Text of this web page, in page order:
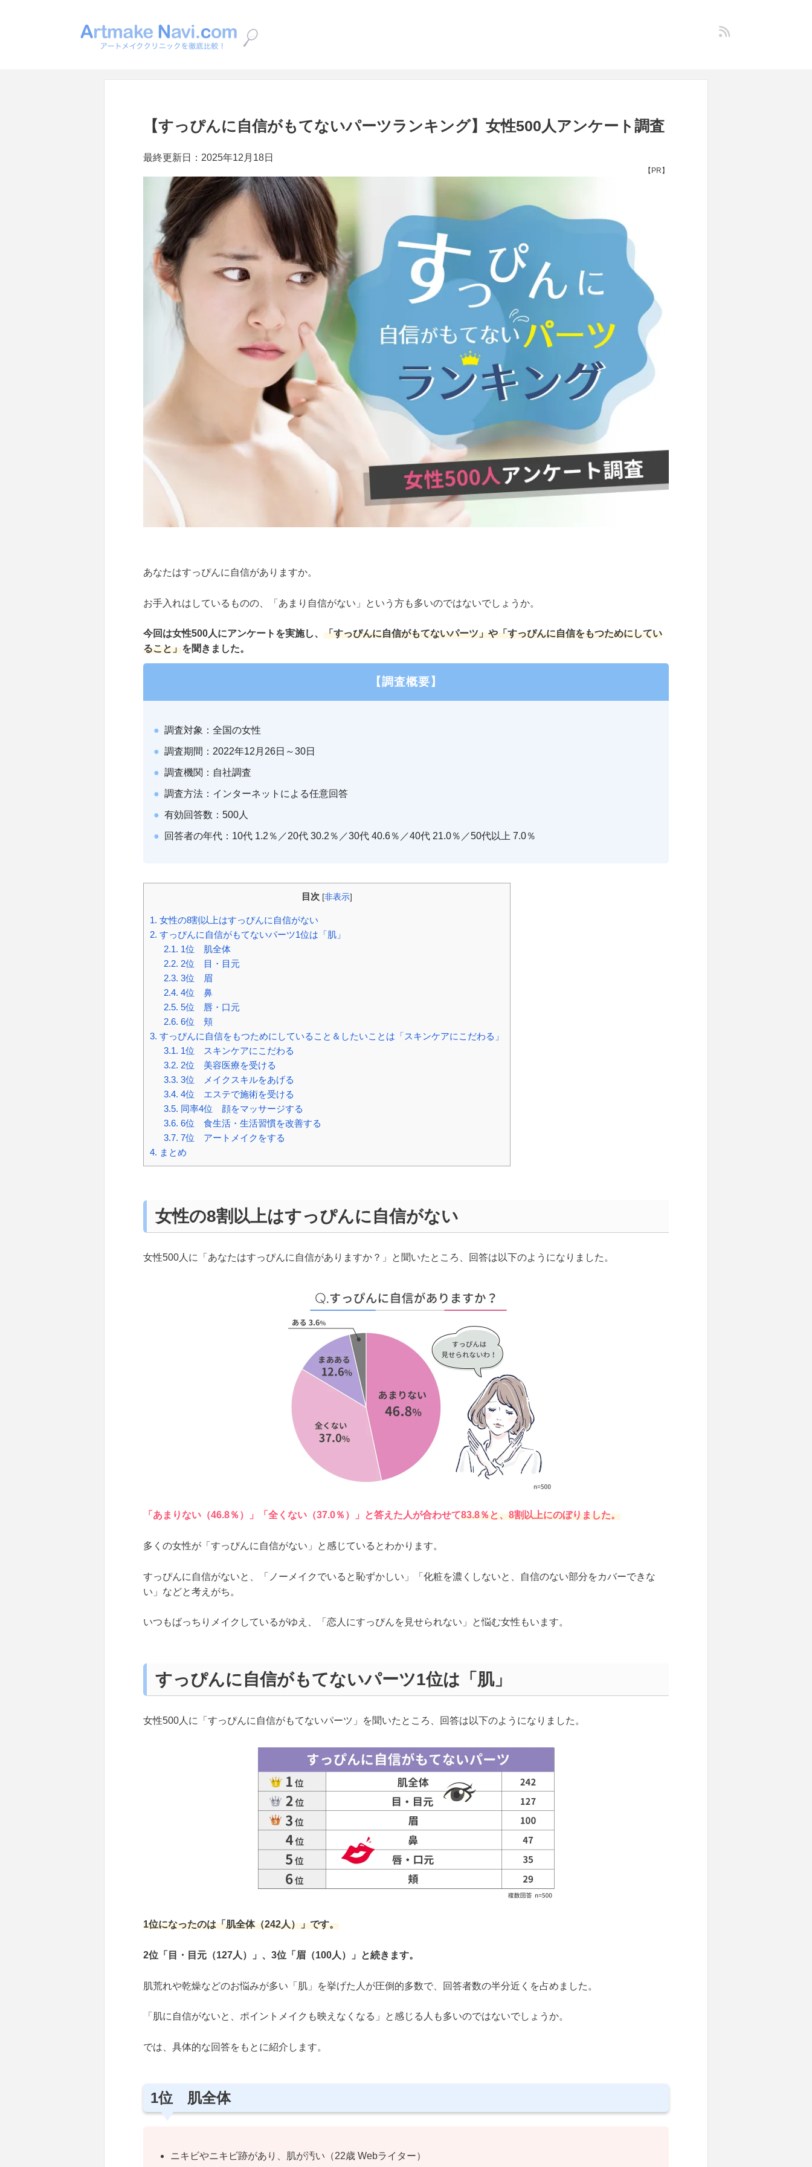
【すっぴんに自信がもてないパーツランキング】女性500人アンケート調査
最終更新日：2025年12月18日
【PR】
あなたはすっぴんに自信がありますか。
お手入れはしているものの、「あまり自信がない」という方も多いのではないでしょうか。
今回は女性500人にアンケートを実施し、 「すっぴんに自信がもてないパーツ」や「すっぴんに自信をもつためにしてい
ること」を聞きました。
【調査概要】
調査対象：全国の女性
調査期間：2022年12月26日～30日
調査機関：自社調査
調査方法：インターネットによる任意回答
有効回答数：500人
回答者の年代：10代 1.2％／20代 30.2％／30代 40.6％／40代 21.0％／50代以上 7.0％
目次 [非表示]
1. 女性の8割以上はすっぴんに自信がない
2. すっぴんに自信がもてないパーツ1位は「肌」
2.1. 1位 肌全体
2.2. 2位 目・目元
2.3. 3位 眉
2.4. 4位 鼻
2.5. 5位 唇・口元
2.6. 6位 頬
3. すっぴんに自信をもつためにしていること＆したいことは「スキンケアにこだわる」
3.1. 1位 スキンケアにこだわる
3.2. 2位 美容医療を受ける
3.3. 3位 メイクスキルをあげる
3.4. 4位 エステで施術を受ける
3.5. 同率4位 顔をマッサージする
3.6. 6位 食生活・生活習慣を改善する
3.7. 7位 アートメイクをする
4. まとめ
女性の8割以上はすっぴんに自信がない
女性500人に「あなたはすっぴんに自信がありますか？」と聞いたところ、回答は以下のようになりました。
「あまりない（46.8％）」「全くない（37.0％）」と答えた人が合わせて83.8％と、8割以上にのぼりました。
多くの女性が「すっぴんに自信がない」と感じているとわかります。
すっぴんに自信がないと、「ノーメイクでいると恥ずかしい」「化粧を濃くしないと、自信のない部分をカバーできな
い」などと考えがち。
いつもばっちりメイクしているがゆえ、「恋人にすっぴんを見せられない」と悩む女性もいます。
すっぴんに自信がもてないパーツ1位は「肌」
女性500人に「すっぴんに自信がもてないパーツ」を聞いたところ、回答は以下のようになりました。
1位になったのは「肌全体（242人）」です。
2位「目・目元（127人）」、3位「眉（100人）」と続きます。
肌荒れや乾燥などのお悩みが多い「肌」を挙げた人が圧倒的多数で、回答者数の半分近くを占めました。
「肌に自信がないと、ポイントメイクも映えなくなる」と感じる人も多いのではないでしょうか。
では、具体的な回答をもとに紹介します。
1位 肌全体
ニキビやニキビ跡があり、肌が汚い（22歳 Webライター）